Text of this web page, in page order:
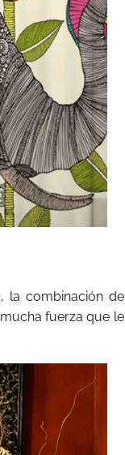
la combinación de
fuerza que le